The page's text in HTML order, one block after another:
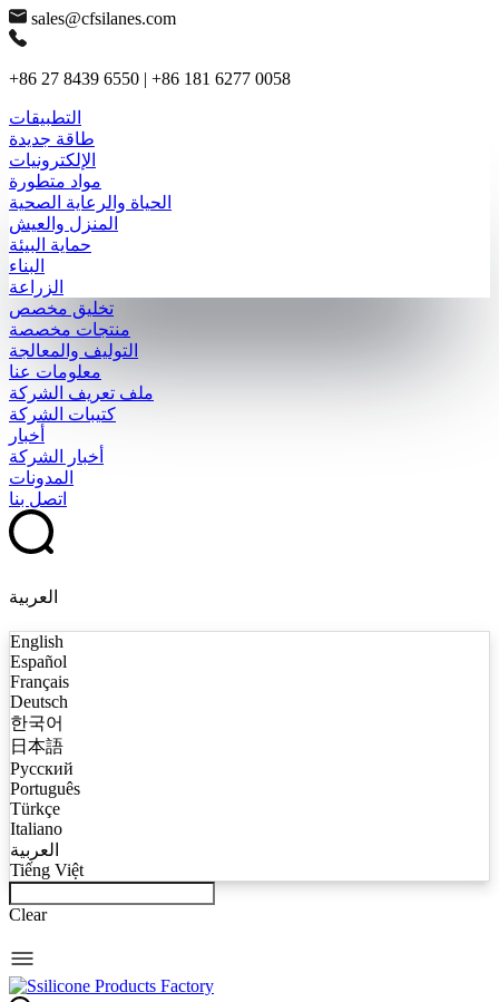
sales@cfsilanes.com
+86 27 8439 6550 | +86 181 6277 0058
التطبيقات
طاقة جديدة
الإلكترونيات
مواد متطورة
الحياة والرعاية الصحية
المنزل والعيش
حماية البيئة
البناء
الزراعة
تخليق مخصص
منتجات مخصصة
التوليف والمعالجة
معلومات عنا
ملف تعريف الشركة
كتيبات الشركة
أخبار
أخبار الشركة
المدونات
اتصل بنا
العربية
English
Español
Français
Deutsch
한국어
日本語
Русский
Português
Türkçe
Italiano
العربية
Tiếng Việt
Clear